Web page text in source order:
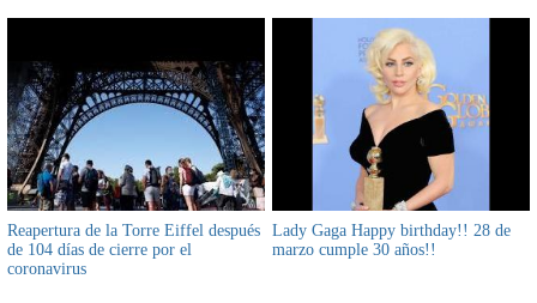
Reapertura de la Torre Eiffel después
de 104 días de cierre por el
coronavirus
Lady Gaga Happy birthday!! 28 de
marzo cumple 30 años!!